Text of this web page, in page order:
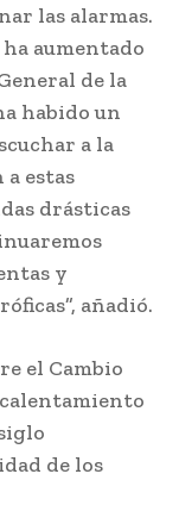
las alarmas.
ha aumentado
de la
habido un
a la
estas
drásticas
y
añadió.
el Cambio
de los